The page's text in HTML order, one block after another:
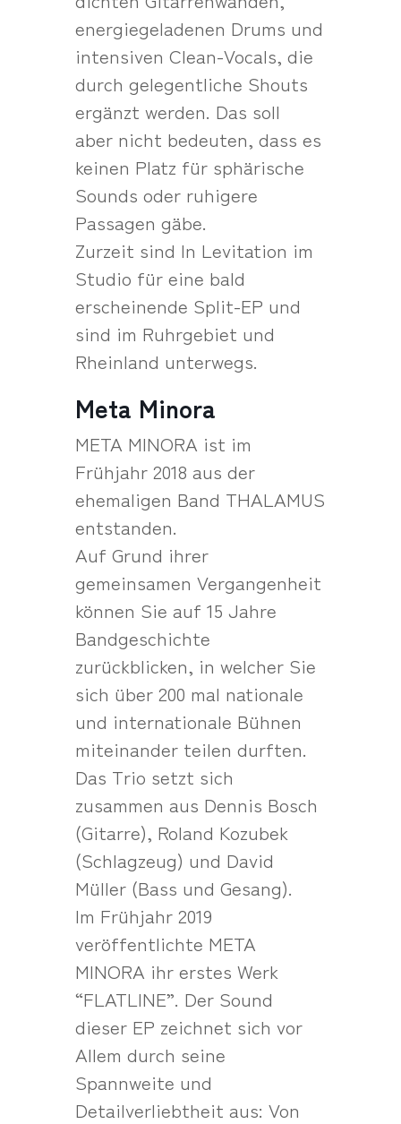
energiegeladenen Drums und
intensiven Clean-Vocals, die
durch gelegentliche Shouts
ergänzt werden. Das soll
aber nicht bedeuten, dass es
keinen Platz für sphärische
Sounds oder ruhigere
Passagen gäbe.
Zurzeit sind In Levitation im
Studio für eine bald
erscheinende Split-EP und
sind im Ruhrgebiet und
Rheinland unterwegs.
Meta Minora
META MINORA ist im
Frühjahr 2018 aus der
ehemaligen Band THALAMUS
entstanden.
Auf Grund ihrer
gemeinsamen Vergangenheit
können Sie auf 15 Jahre
Bandgeschichte
zurückblicken, in welcher Sie
sich über 200 mal nationale
und internationale Bühnen
miteinander teilen durften.
Das Trio setzt sich
zusammen aus Dennis Bosch
(Gitarre), Roland Kozubek
(Schlagzeug) und David
Müller (Bass und Gesang).
Im Frühjahr 2019
veröffentlichte META
MINORA ihr erstes Werk
“FLATLINE”. Der Sound
dieser EP zeichnet sich vor
Allem durch seine
Spannweite und
Detailverliebtheit aus: Von